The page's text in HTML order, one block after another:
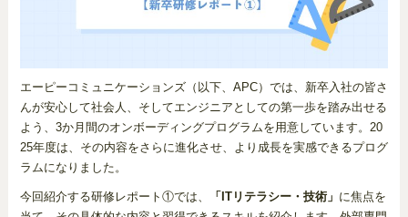
エーピーコミュニケーションズ（以下、APC）では、新卒入社の皆さ
んが安心して社会人、そしてエンジニアとしての第一歩を踏み出せる
よう、3か月間のオンボーディングプログラムを用意しています。20
25年度は、その内容をさらに進化させ、より成長を実感できるプログ
ラムになりました。
今回紹介する研修レポート①では、 「ITリテラシー・技術」 に焦点を